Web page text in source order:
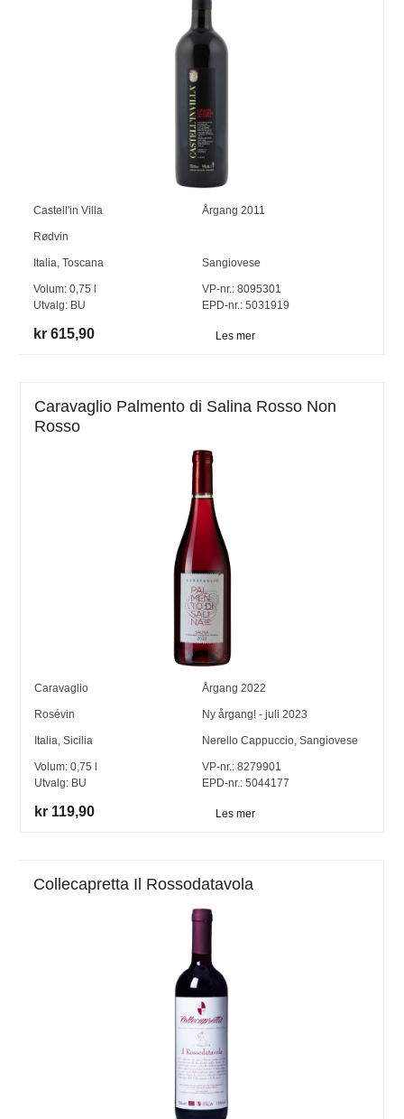
Castell'in Villa Årgang 2011
Rødvin
Italia,Toscana Sangiovese
Volum:0,75
Utvalg: BU
VP-nr.:8095301
EPD-nr.: 5031919
kr 615,90 Les mer
Caravaglio Palmento di Salina Rosso Non
Rosso
Caravaglio Årgang 2022
Rosévin Ny årgang! - juli 2023
Italia,Sicilia Nerello Cappuccio, Sangiovese
Volum:0,75 l
Utvalg: BU
VP-nr.: 8279901
EPD-nr.: 5044177
kr 119,90 Les mer
Collecapretta Il Rossodatavola